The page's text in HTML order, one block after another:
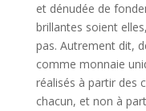
et dénudée de
brillantes soient
pas. Autrement dit,
comme monnaie
réalisés à partir des
chacun, et non à